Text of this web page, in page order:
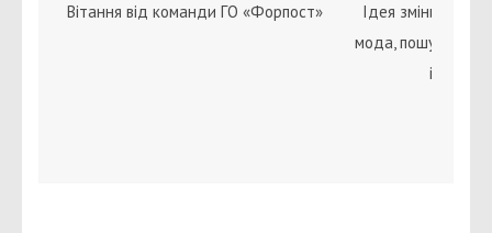
Вітання від команди ГО «Форпост»
Ідея зміни статі
мода, пошук себе